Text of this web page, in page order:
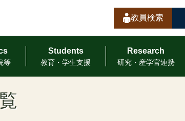
教員検索
等
Students
教育・学⽣⽀援
Research
研究・産学官連携